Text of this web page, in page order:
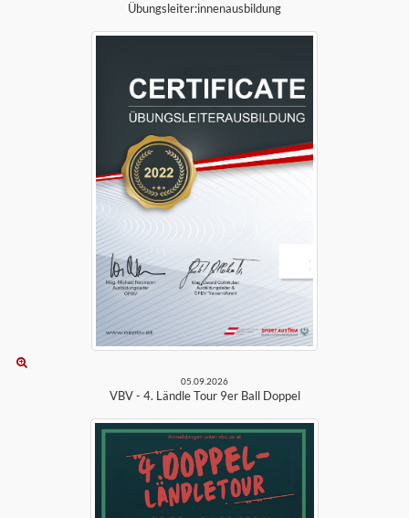
Übungsleiter:innenausbildung
05.09.2026
VBV - 4. Ländle Tour 9er Ball Doppel